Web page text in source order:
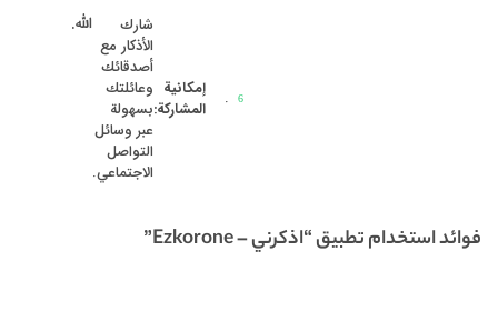
إمكانية
المشاركة:
شارك
الأذكار مع
أصدقائك
وعائلتك
بسهولة
عبر وسائل
التواصل
الاجتماعي.
الله.
فوائد استخدام تطبيق “اذكرني – Ezkorone”